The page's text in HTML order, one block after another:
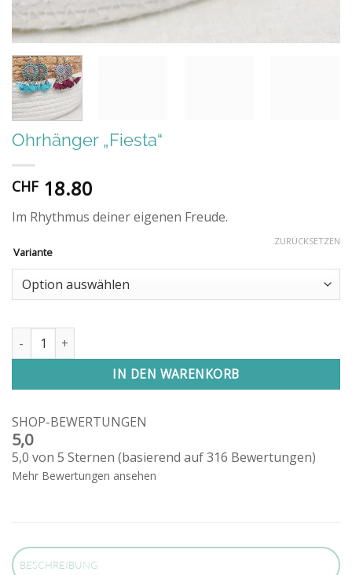
Ohrhänger „Fiesta“
CHF 18.80
Im Rhythmus deiner eigenen Freude.
Variante
ZURÜCKSETZEN
Ohrhänger "Fiesta" Menge
IN DEN WARENKORB
SHOP-BEWERTUNGEN
5,0
5,0 von 5 Sternen (basierend auf 316 Bewertungen)
Mehr Bewertungen ansehen
BESCHREIBUNG